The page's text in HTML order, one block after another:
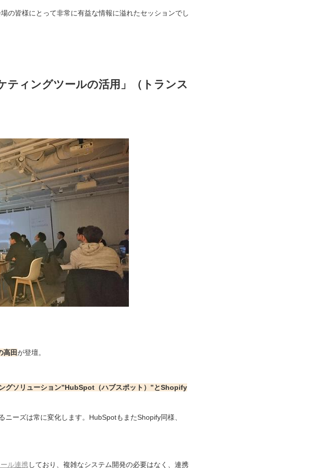
場の皆様にとって非常に有益な情報に溢れたセッションでし
ィングツールの活用」（トランス
高田が登壇。
グソリューション”HubSpot（ハブスポット）”とShopify
ーズは常に変化します。HubSpotもまたShopify同様、
ル連携しており、複雑なシステム開発の必要はなく、連携